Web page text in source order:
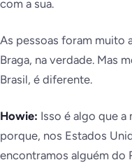
com a sua.
As pessoas foram muito
Braga, na verdade. Mas
Brasil, é diferente.
Howie: Isso é algo que a
porque, nos Estados
encontramos alguém do